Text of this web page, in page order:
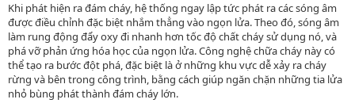
Khi phát hiện ra đám cháy, hệ thống ngay lập tức phát ra các sóng âm
được điều chỉnh đặc biệt nhắm thẳng vào ngọn lửa. Theo đó, sóng âm
làm rung động đẩy oxy đi nhanh hơn tốc độ chất cháy sử dụng nó, và
phá vỡ phản ứng hóa học của ngọn lửa. Công nghệ chữa cháy này có
thể tạo ra bước đột phá, đặc biệt là ở những khu vực dễ xảy ra cháy
rừng và bên trong công trình, bằng cách giúp ngăn chặn những tia lửa
nhỏ bùng phát thành đám cháy lớn.